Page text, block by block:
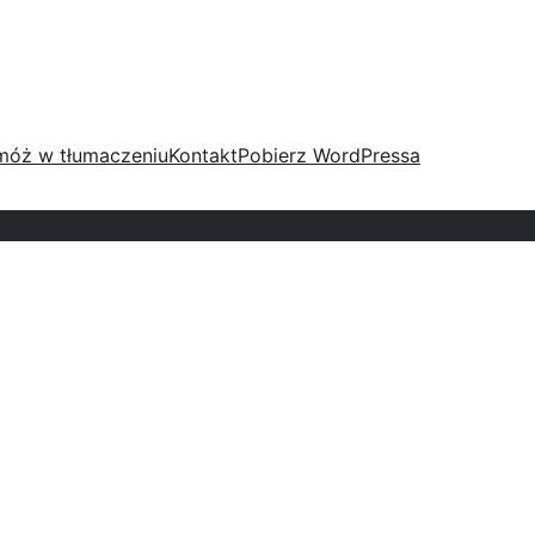
w tłumaczeniuKontaktPobierz WordPressa